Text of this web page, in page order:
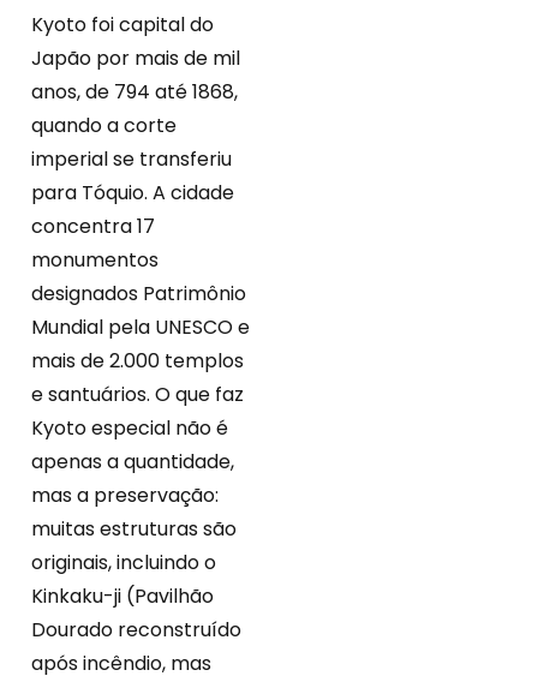
Kyoto foi capital do
Japão por mais de mil
anos, de 794 até 1868,
quando a corte
imperial se transferiu
para Tóquio. A cidade
concentra 17
monumentos
designados Patrimônio
Mundial pela UNESCO e
mais de 2.000 templos
e santuários. O que faz
Kyoto especial não é
apenas a quantidade,
mas a preservação:
muitas estruturas são
originais, incluindo o
Kinkaku-ji (Pavilhão
Dourado reconstruído
após incêndio, mas